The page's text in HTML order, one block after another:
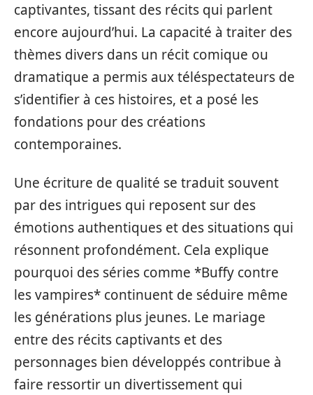
captivantes, tissant des récits qui parlent
encore aujourd’hui. La capacité à traiter des
thèmes divers dans un récit comique ou
dramatique a permis aux téléspectateurs de
s’identifier à ces histoires, et a posé les
fondations pour des créations
contemporaines.
Une écriture de qualité se traduit souvent
par des intrigues qui reposent sur des
émotions authentiques et des situations qui
résonnent profondément. Cela explique
pourquoi des séries comme *Buffy contre
les vampires* continuent de séduire même
les générations plus jeunes. Le mariage
entre des récits captivants et des
personnages bien développés contribue à
faire ressortir un divertissement qui